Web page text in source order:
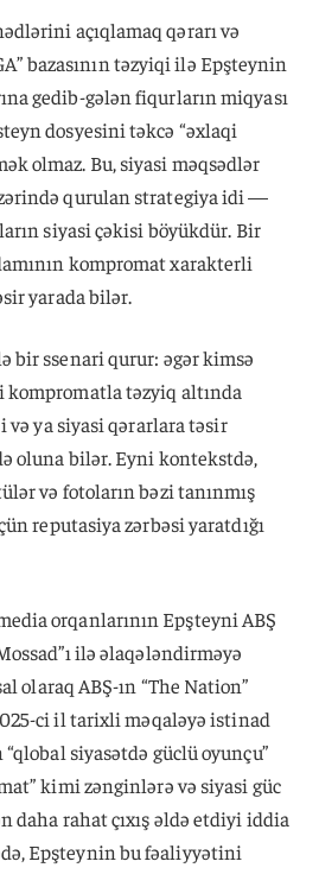
açıqlamaq qərarı və
bazasının təzyiqi ilə Epşteynin
gedib-gələn fiqurların miqyası
dosyesini təkcə “əxlaqi
olmaz. Bu, siyasi məqsədlər
qurulan strategiya idi —
siyasi çəkisi böyükdür. Bir
kompromat xarakterli
yarada bilər.
bir ssenari qurur: əgər kimsə
kompromatla təzyiq altında
və ya siyasi qərarlara təsir
oluna bilər. Eyni kontekstdə,
və fotoların bəzi tanınmış
reputasiya zərbəsi yaratdığı
orqanlarının Epşteyni ABŞ
ilə əlaqələndirməyə
olaraq ABŞ-ın “The Nation”
ci il tarixli məqaləyə istinad
siyasətdə güclü oyunçu”
kimi zənginlərə və siyasi güc
daha rahat çıxış əldə etdiyi iddia
Epşteynin bu fəaliyyətini